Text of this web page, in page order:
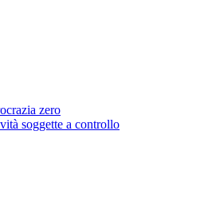
zero
soggette a controllo